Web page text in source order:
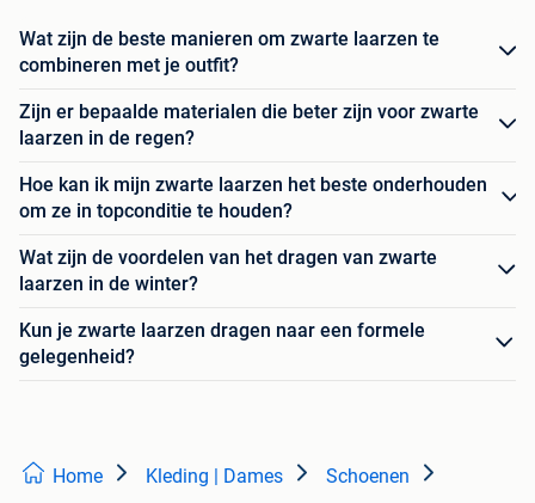
Wat zijn de beste manieren om zwarte laarzen te
combineren met je outfit?
Zijn er bepaalde materialen die beter zijn voor zwarte
laarzen in de regen?
Hoe kan ik mijn zwarte laarzen het beste onderhouden
om ze in topconditie te houden?
Wat zijn de voordelen van het dragen van zwarte
laarzen in de winter?
Kun je zwarte laarzen dragen naar een formele
gelegenheid?
Home Kleding | Dames Schoenen